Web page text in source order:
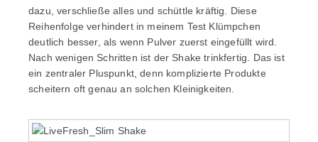
dazu, verschließe alles und schüttle kräftig. Diese
Reihenfolge verhindert in meinem Test Klümpchen
deutlich besser, als wenn Pulver zuerst eingefüllt wird.
Nach wenigen Schritten ist der Shake trinkfertig. Das ist
ein zentraler Pluspunkt, denn komplizierte Produkte
scheitern oft genau an solchen Kleinigkeiten.